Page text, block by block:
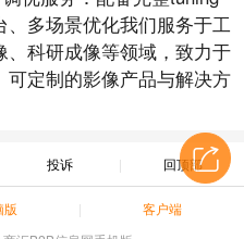
多场景优化我们服务于工
科研成像等领域，致力于
定制的影像产品与解决方
投诉 回顶部
版
客户端